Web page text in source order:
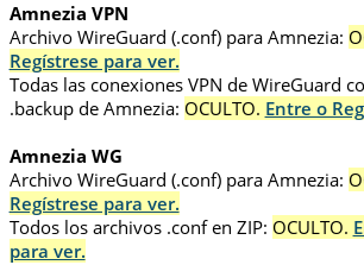
Amnezia VPN
Archivo WireGuard (.conf) para Amnezia:
Regístrese para ver.
Todas las conexiones VPN de WireGuard
.backup de Amnezia: OCULTO. Entre o
Amnezia WG
Archivo WireGuard (.conf) para Amnezia:
Regístrese para ver.
Todos los archivos .conf en ZIP: OCULTO.
para ver.